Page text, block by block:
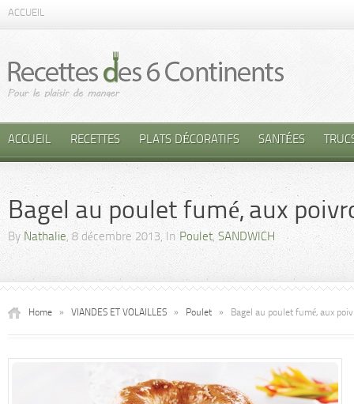
ACCUEIL
ACCUEIL RECETTES PLATS DÉCORATIFS SANTÉES
Bagel au poulet fumé, aux
By Nathalie, 8 décembre 2013, In Poulet, SANDWICH
Home » VIANDES ET VOLAILLES » Poulet » Bagel au poulet fumé, aux